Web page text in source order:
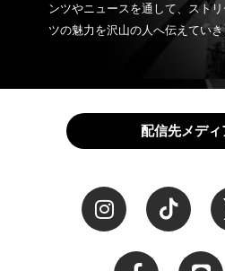
ンツやニュースを通して、スト
ツの魅力を沢山の人へ伝えてい
配信先メディ